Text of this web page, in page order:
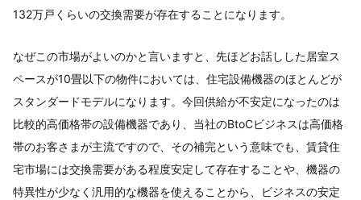
132万戸くらいの交換需要が存在することになります。
なぜこの市場がよいのかと言いますと、先ほどお話しした居室ス
ペースが10畳以下の物件においては、住宅設備機器のほとんどが
スタンダードモデルになります。今回供給が不安定になったのは
比較的高価格帯の設備機器であり、当社のBtoCビジネスは高価格
帯のお客さまが主流ですので、その補完という意味でも、賃貸住
宅市場には交換需要がある程度安定して存在することや、機器の
特異性が少なく汎用的な機器を使えることから、ビジネスの安定